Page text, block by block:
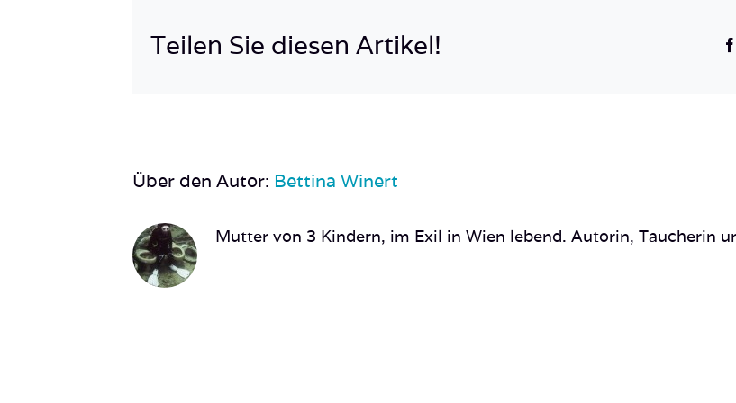
Teilen Sie diesen Artikel!
Über den Autor: Bettina Winert
Mutter von 3 Kindern, im Exil in Wien lebend. Autorin, Taucherin